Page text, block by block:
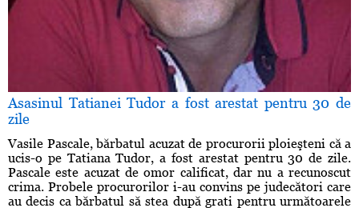
Asasinul Tatianei Tudor a fost arestat pentru 30 de
zile
Vasile Pascale, bărbatul acuzat de procurorii ploieşteni că a
ucis-o pe Tatiana Tudor, a fost arestat pentru 30 de zile.
Pascale este acuzat de omor calificat, dar nu a recunoscut
crima. Probele procurorilor i-au convins pe judecători care
au decis ca bărbatul să stea după grati pentru următoarele